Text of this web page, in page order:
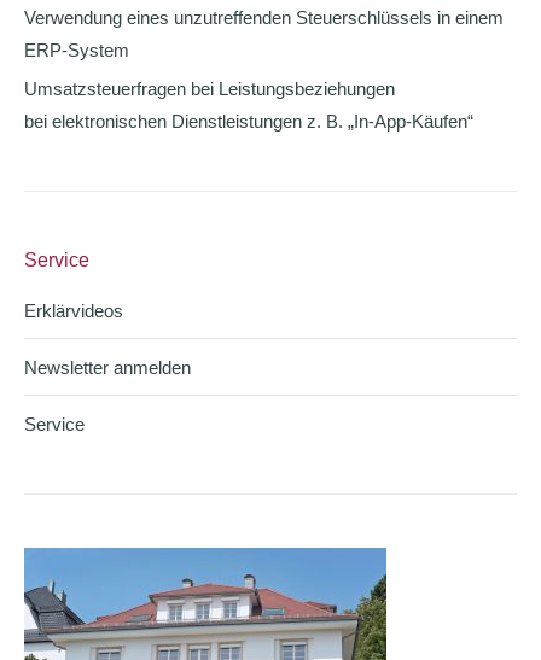
Verwendung eines unzutreffenden Steuerschlüssels in einem
ERP-System
Umsatzsteuerfragen bei Leistungsbeziehungen
bei elektronischen Dienstleistungen z. B. „In-App-Käufen“
Service
Erklärvideos
Newsletter anmelden
Service